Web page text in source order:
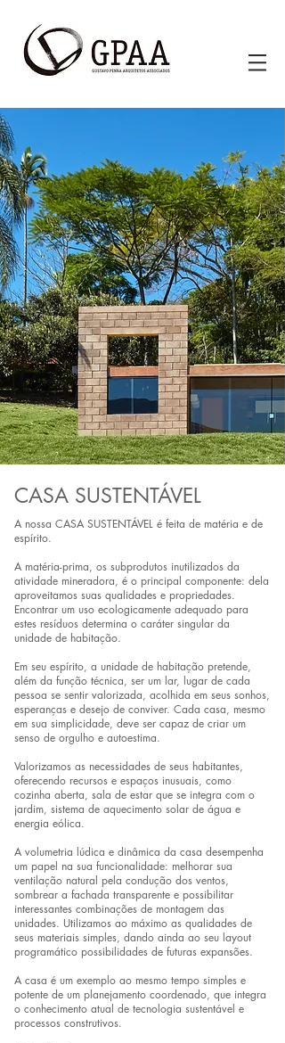
CASA SUSTENTÁVEL
A nossa CASA SUSTENTÁVEL é feita de matéria e de
espírito.
A matéria-prima, os subprodutos inutilizados da
atividade mineradora, é o principal componente: dela
aproveitamos suas qualidades e propriedades.
Encontrar um uso ecologicamente adequado para
estes resíduos determina o caráter singular da
unidade de habitação.
Em seu espírito, a unidade de habitação pretende,
além da função técnica, ser um lar, lugar de cada
pessoa se sentir valorizada, acolhida em seus sonhos,
esperanças e desejo de conviver. Cada casa, mesmo
em sua simplicidade, deve ser capaz de criar um
senso de orgulho e autoestima.
Valorizamos as necessidades de seus habitantes,
oferecendo recursos e espaços inusuais, como
cozinha aberta, sala de estar que se integra com o
jardim, sistema de aquecimento solar de água e
energia eólica.
A volumetria lúdica e dinâmica da casa desempenha
um papel na sua funcionalidade: melhorar sua
ventilação natural pela condução dos ventos,
sombrear a fachada transparente e possibilitar
interessantes combinações de montagem das
unidades. Utilizamos ao máximo as qualidades de
seus materiais simples, dando ainda ao seu layout
programático possibilidades de futuras expansões.
A casa é um exemplo ao mesmo tempo simples e
potente de um planejamento coordenado, que integra
o conhecimento atual de tecnologia sustentável e
processos construtivos.